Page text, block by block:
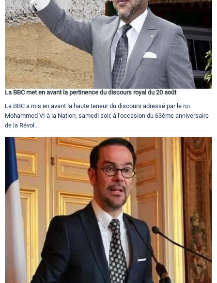
La BBC met en avant la pertinence du discours royal du 20 août
La BBC a mis en avant la haute teneur du discours adressé par le roi
Mohammed VI à la Nation, samedi soir, à l’occasion du 63ème anniversaire
de la Révol...